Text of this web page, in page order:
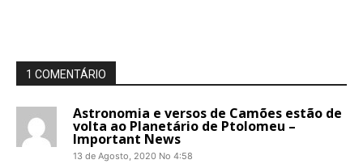
1 COMENTÁRIO
Astronomia e versos de Camões estão de
volta ao Planetário de Ptolomeu –
Important News
13 de Agosto, 2020 No 4:58